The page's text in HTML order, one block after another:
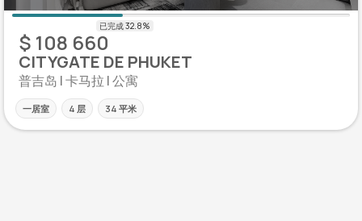
$ 108 660
CITYGATE DE PHUKET
普吉岛 | 卡马拉 | 公寓
一居室 4 层 34 平米